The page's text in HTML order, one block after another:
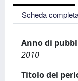
Scheda
Anno di
2010
Titolo del